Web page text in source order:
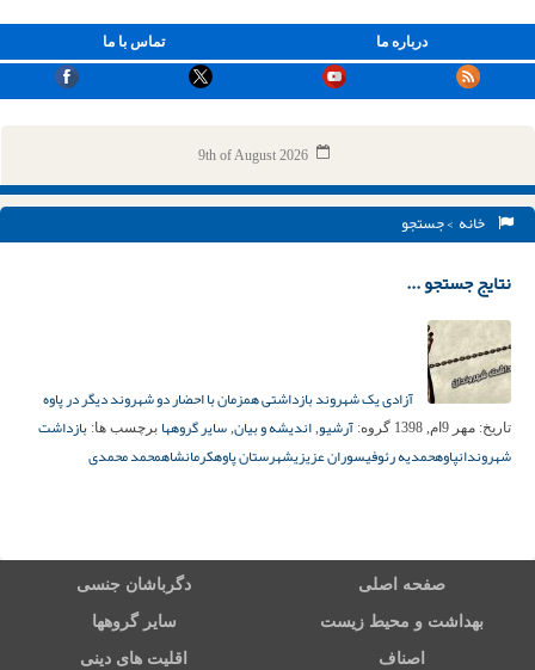
تماس با ما درباره ما
9th of August 2026
خانه > جستجو
نتایج جستجو ...
آزادی یک شهروند بازداشتی همزمان با احضار دو شهروند دیگر در پاوه
تاریخ: مهر 9ام, 1398 گروه: آرشیو, اندیشه و بیان, سایر گروهها برچسب ها: بازداشت
شهروندانپاوهحمدیه رئوفیسوران عزیزیشهرستان پاوهکرمانشاهمحمد محمدی
صفحه اصلی دگرباشان جنسی
بهداشت و محیط زیست سایر گروهها
اصناف اقلیت های دینی